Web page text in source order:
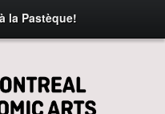
la Pastèque!